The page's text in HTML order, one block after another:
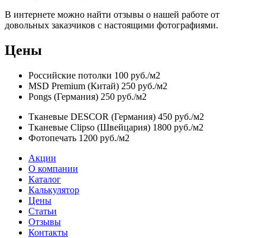
В интернете можно найти отзывы о нашей работе от
довольных заказчиков с настоящими фотографиями.
Цены
Российские потолки 100 руб./м2
MSD Premium (Китай) 250 руб./м2
Pongs (Германия) 250 руб./м2
Тканевые DESCOR (Германия) 450 руб./м2
Тканевые Clipso (Швейцария) 1800 руб./м2
Фотопечать 1200 руб./м2
Акции
О компании
Каталог
Калькулятор
Цены
Статьи
Отзывы
Контакты